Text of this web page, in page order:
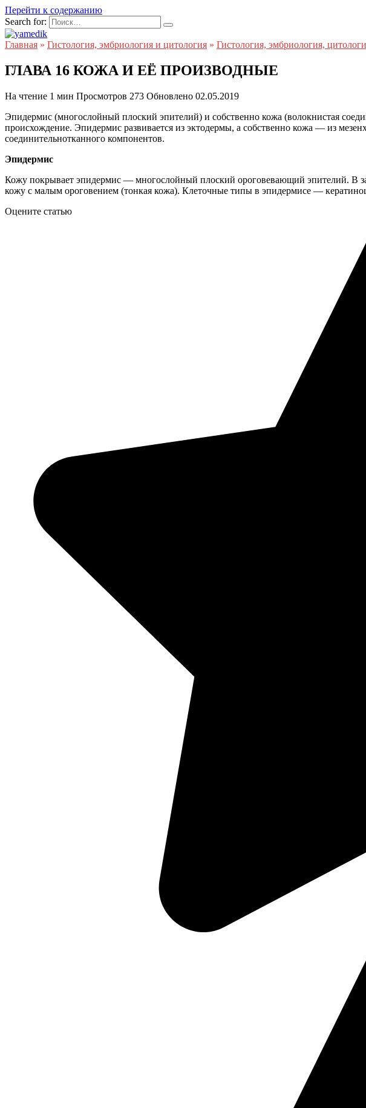
Перейти к содержанию
Search for:
Главная » Гистология, эмбриология и цитология » Гистология, эмбриология,
ГЛАВА 16 КОЖА И ЕЁ ПРОИЗВОДНЫЕ
На чтение 1 мин Просмотров 273 Обновлено 02.05.2019
Эпидермис (многослойный плоский эпителий) и собственно кожа (волокнистая
происхождение. Эпидермис развивается из эктодермы, а собственно кожа — из
соединительнотканного компонентов.
Эпидермис
Кожу покрывает эпидермис — многослойный плоский ороговевающий эпителий. В
кожу с малым ороговением (тонкая кожа). Клеточные типы в эпидермисе —
Оцените статью